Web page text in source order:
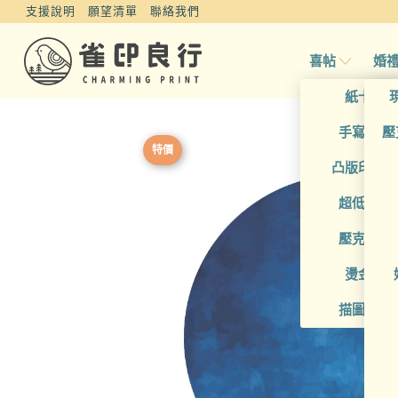
支援說明 願望清單 聯絡我們
喜帖
紙卡喜帖
手寫風喜
凸版印刷
超低價喜
壓克力喜
燙金喜帖
描圖紙喜
婚
特價